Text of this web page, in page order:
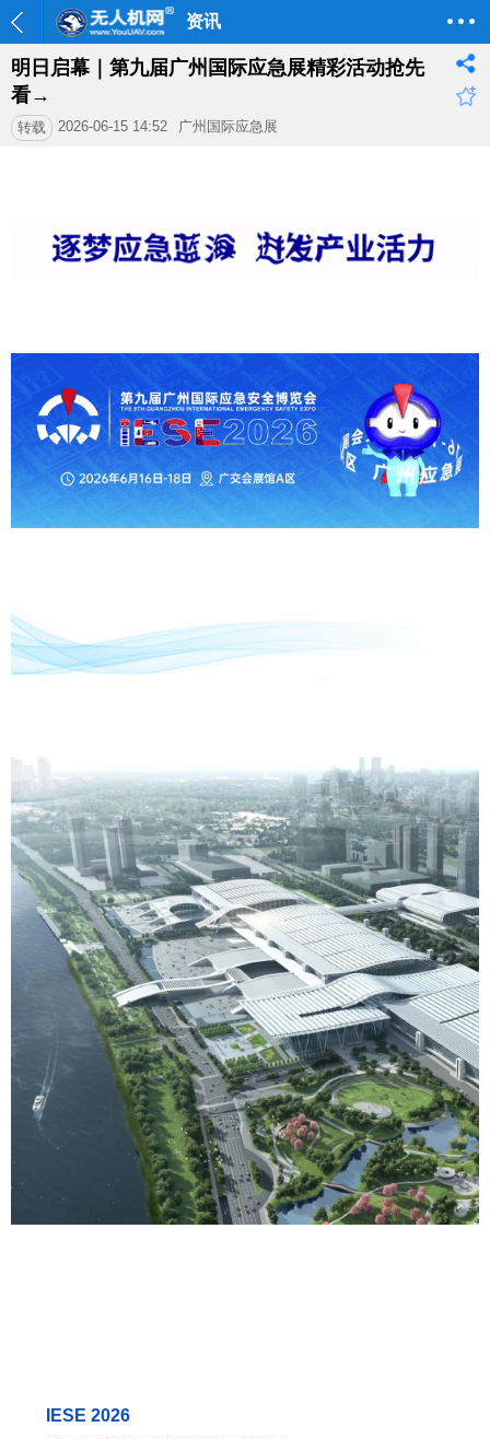
资讯
明日启幕｜第九届广州国际应急展精彩活动抢先
看→
转载 2026-06-15 14:52 广州国际应急展
IESE 2026